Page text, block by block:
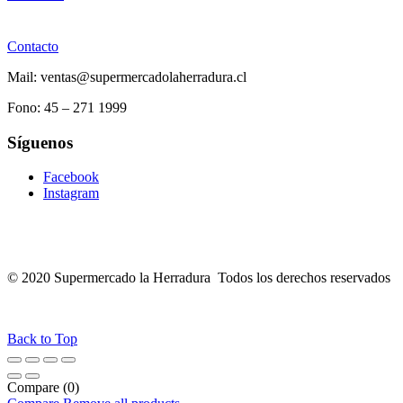
Contacto
Mail: ventas@supermercadolaherradura.cl
Fono: 45 – 271 1999
Síguenos
Facebook
Instagram
© 2020 Supermercado la Herradura Todos los derechos reservados
Back to Top
Compare (0)